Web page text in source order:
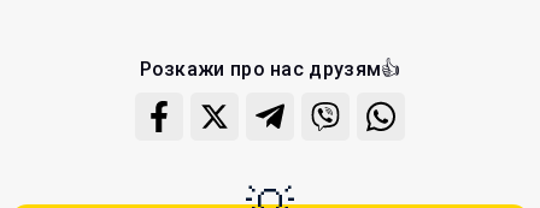
Розкажи про нас друзям👍